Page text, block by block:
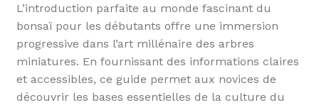
L’introduction parfaite au monde fascinant du
bonsaï pour les débutants offre une immersion
progressive dans l’art millénaire des arbres
miniatures. En fournissant des informations claires
et accessibles, ce guide permet aux novices de
découvrir les bases essentielles de la culture du